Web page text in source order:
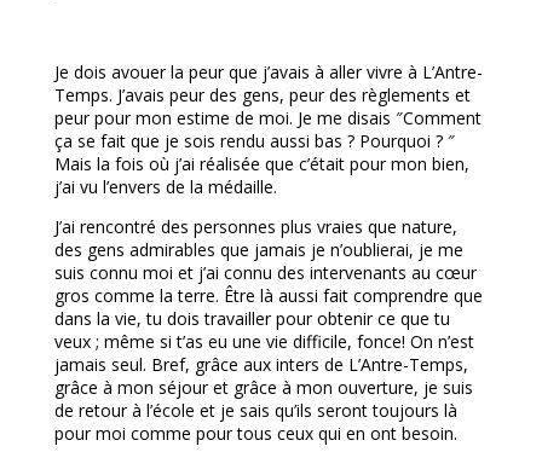
Je dois avouer la peur que j’avais à aller vivre à L’Antre-
Temps. J’avais peur des gens, peur des règlements et
peur pour mon estime de moi. Je me disais ″Comment
ça se fait que je sois rendu aussi bas ? Pourquoi ? ″
Mais la fois où j’ai réalisée que c’était pour mon bien,
j’ai vu l’envers de la médaille.
J’ai rencontré des personnes plus vraies que nature,
des gens admirables que jamais je n’oublierai, je me
suis connu moi et j’ai connu des intervenants au cœur
gros comme la terre. Être là aussi fait comprendre que
dans la vie, tu dois travailler pour obtenir ce que tu
veux ; même si t’as eu une vie difficile, fonce! On n’est
jamais seul. Bref, grâce aux inters de L’Antre-Temps,
grâce à mon séjour et grâce à mon ouverture, je suis
de retour à l’école et je sais qu’ils seront toujours là
pour moi comme pour tous ceux qui en ont besoin.